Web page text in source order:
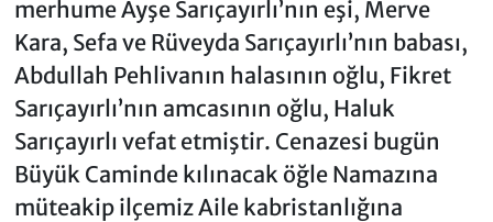
merhume Ayşe Sarıçayırlı’nın eşi, Merve
Kara, Sefa ve Rüveyda Sarıçayırlı’nın babası,
Abdullah Pehlivanın halasının oğlu, Fikret
Sarıçayırlı’nın amcasının oğlu, Haluk
Sarıçayırlı vefat etmiştir. Cenazesi bugün
Büyük Caminde kılınacak öğle Namazına
müteakip ilçemiz Aile kabristanlığına